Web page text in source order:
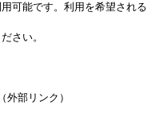
可能です。利用を希望され
さい。
部リンク）